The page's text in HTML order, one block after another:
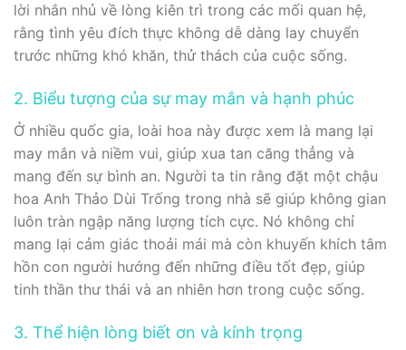
lời nhắn nhủ về lòng kiên trì trong các mối quan hệ,
rằng tình yêu đích thực không dễ dàng lay chuyển
trước những khó khăn, thử thách của cuộc sống.
2. Biểu tượng của sự may mắn và hạnh phúc
Ở nhiều quốc gia, loài hoa này được xem là mang lại
may mắn và niềm vui, giúp xua tan căng thẳng và
mang đến sự bình an. Người ta tin rằng đặt một chậu
hoa Anh Thảo Dùi Trống trong nhà sẽ giúp không gian
luôn tràn ngập năng lượng tích cực. Nó không chỉ
mang lại cảm giác thoải mái mà còn khuyến khích tâm
hồn con người hướng đến những điều tốt đẹp, giúp
tinh thần thư thái và an nhiên hơn trong cuộc sống.
3. Thể hiện lòng biết ơn và kính trọng